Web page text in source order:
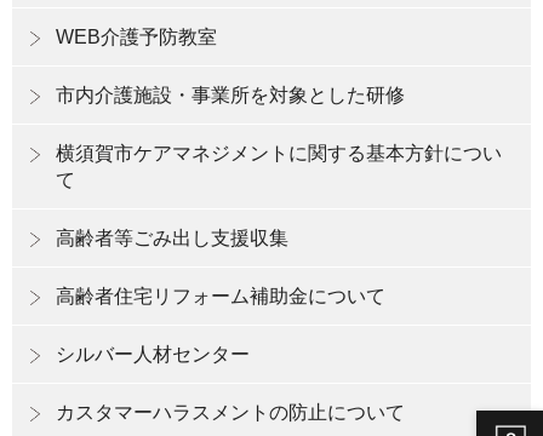
WEB介護予防教室
市内介護施設・事業所を対象とした研修
横須賀市ケアマネジメントに関する基本方針につい
て
高齢者等ごみ出し支援収集
高齢者住宅リフォーム補助金について
シルバー人材センター
カスタマーハラスメントの防止について